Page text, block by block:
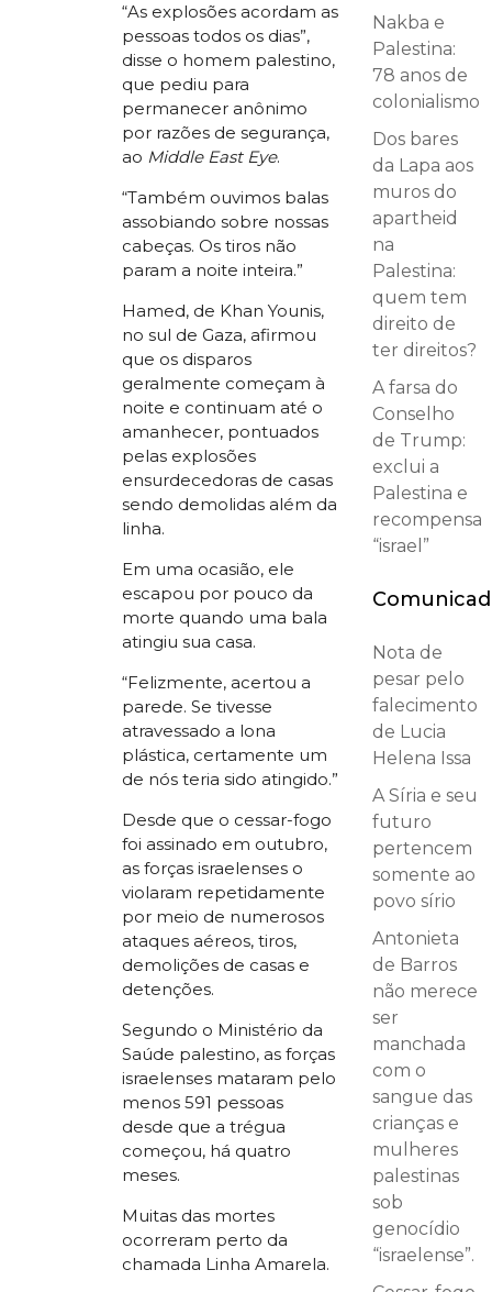
“As explosões acordam as
pessoas todos os dias”,
disse o homem palestino,
que pediu para
permanecer anônimo
por razões de segurança,
ao Middle East Eye.
“Também ouvimos balas
assobiando sobre nossas
cabeças. Os tiros não
param a noite inteira.”
Hamed, de Khan Younis,
no sul de Gaza, afirmou
que os disparos
geralmente começam à
noite e continuam até o
amanhecer, pontuados
pelas explosões
ensurdecedoras de casas
sendo demolidas além da
linha.
Em uma ocasião, ele
escapou por pouco da
morte quando uma bala
atingiu sua casa.
“Felizmente, acertou a
parede. Se tivesse
atravessado a lona
plástica, certamente um
de nós teria sido atingido.”
Desde que o cessar-fogo
foi assinado em outubro,
as forças israelenses o
violaram repetidamente
por meio de numerosos
ataques aéreos, tiros,
demolições de casas e
detenções.
Segundo o Ministério da
Saúde palestino, as forças
israelenses mataram pelo
menos 591 pessoas
desde que a trégua
começou, há quatro
meses.
Muitas das mortes
ocorreram perto da
chamada Linha Amarela.
Nakba e
Palestina:
78 anos de
colonialismo
Dos bares
da Lapa aos
muros do
apartheid
na
Palestina:
quem tem
direito de
ter direitos?
A farsa do
Conselho
de Trump:
exclui a
Palestina e
recompensa
“israel”
Nota de
pesar pelo
falecimento
de Lucia
Helena Issa
A Síria e seu
futuro
pertencem
somente ao
povo sírio
Antonieta
de Barros
não merece
ser
manchada
com o
sangue das
crianças e
mulheres
palestinas
sob
genocídio
“israelense”.